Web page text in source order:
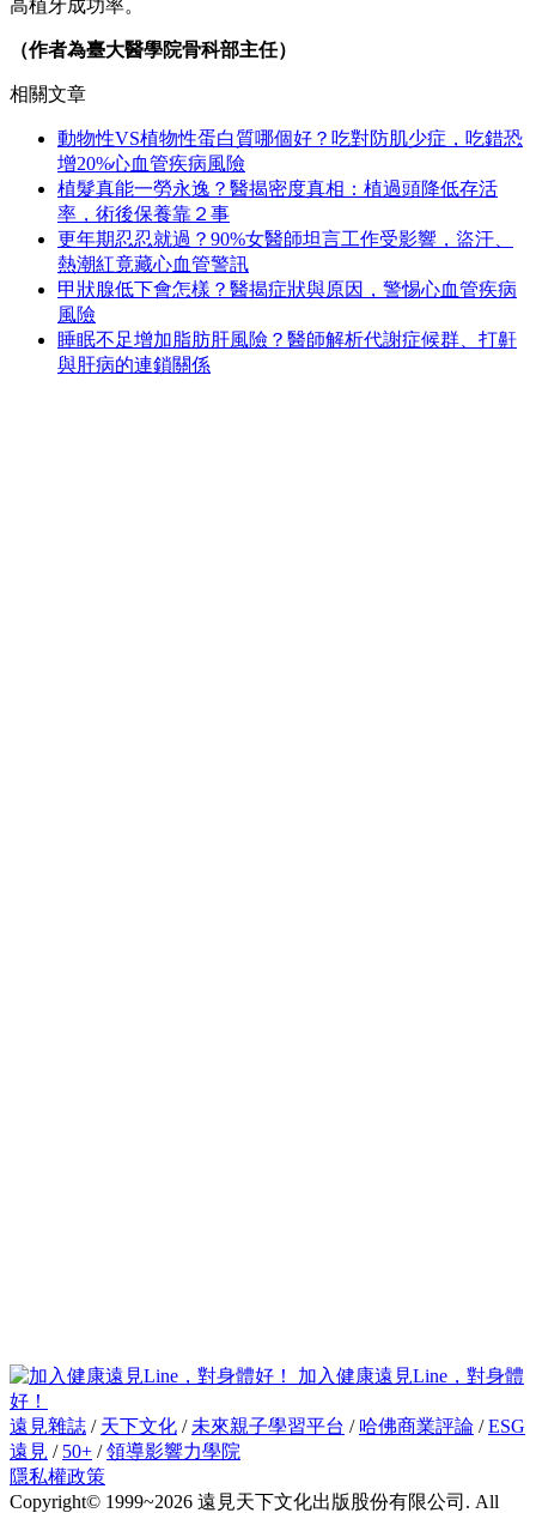
高植牙成功率。
（作者為臺大醫學院骨科部主任）
相關文章
動物性VS植物性蛋白質哪個好？吃對防肌少症，吃錯恐
增20%心血管疾病風險
植髮真能一勞永逸？醫揭密度真相：植過頭降低存活
率，術後保養靠２事
更年期忍忍就過？90%女醫師坦言工作受影響，盜汗、
熱潮紅竟藏心血管警訊
甲狀腺低下會怎樣？醫揭症狀與原因，警惕心血管疾病
風險
睡眠不足增加脂肪肝風險？醫師解析代謝症候群、打鼾
與肝病的連鎖關係
加入健康遠見Line，對身體
好！
遠見雜誌 / 天下文化 / 未來親子學習平台 / 哈佛商業評論 /ESG
遠見 / 50+ /領導影響力學院
隱私權政策
Copyright© 1999~2026 遠見天下文化出版股份有限公司. All